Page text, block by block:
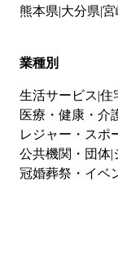
熊本県 大分県 宮
業種別
生活サービス 住
医療・健康・介
レジャー・スポ
公共機関・団体
冠婚葬祭・イベ